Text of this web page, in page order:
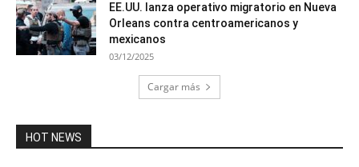
EE.UU. lanza operativo migratorio en Nueva
Orleans contra centroamericanos y
mexicanos
03/12/2025
Cargar más
HOT NEWS